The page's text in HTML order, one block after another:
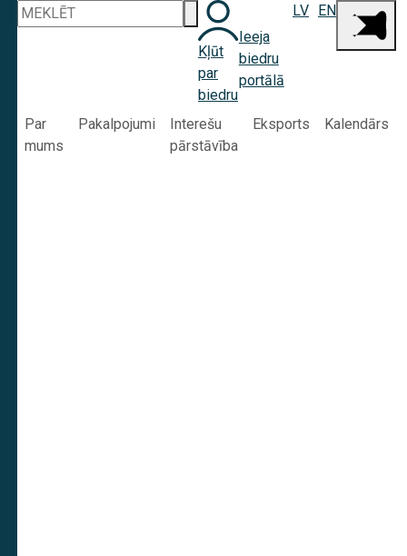
Kļūt
par
biedru
Ieeja
biedru
portālā
LV EN
Par
mums
Pakalpojumi
Interešu
pārstāvība
Eksports Kalendārs